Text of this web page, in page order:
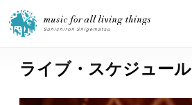
ホーム
ライブ・スケジュール